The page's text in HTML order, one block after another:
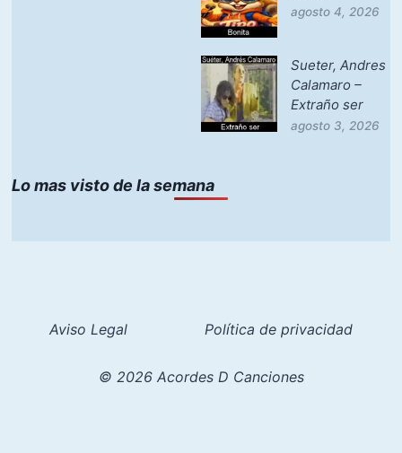
agosto 4, 2026
Sueter, Andres
Calamaro –
Extraño ser
agosto 3, 2026
Lo mas visto de la semana
Aviso Legal Política de privacidad
© 2026 Acordes D Canciones